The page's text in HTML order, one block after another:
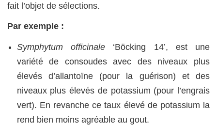
fait l’objet de sélections.
Par exemple :
Symphytum officinale ‘Böcking 14’, est une
variété de consoudes avec des niveaux plus
élevés d’allantoïne (pour la guérison) et des
niveaux plus élevés de potassium (pour l’engrais
vert). En revanche ce taux élevé de potassium la
rend bien moins agréable au gout.